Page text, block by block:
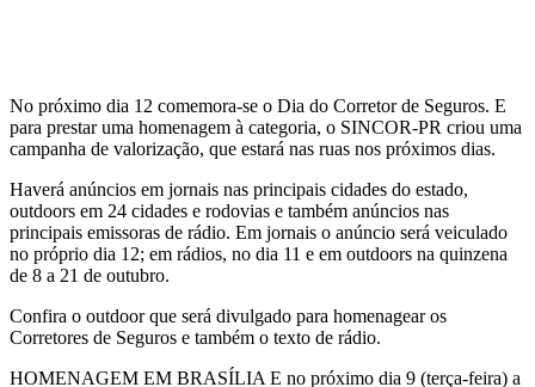
No próximo dia 12 comemora-se o Dia do Corretor de Seguros. E
para prestar uma homenagem à categoria, o SINCOR-PR criou uma
campanha de valorização, que estará nas ruas nos próximos dias.
Haverá anúncios em jornais nas principais cidades do estado,
outdoors em 24 cidades e rodovias e também anúncios nas
principais emissoras de rádio. Em jornais o anúncio será veiculado
no próprio dia 12; em rádios, no dia 11 e em outdoors na quinzena
de 8 a 21 de outubro.
Confira o outdoor que será divulgado para homenagear os
Corretores de Seguros e também o texto de rádio.
HOMENAGEM EM BRASÍLIA E no próximo dia 9 (terça-feira) a